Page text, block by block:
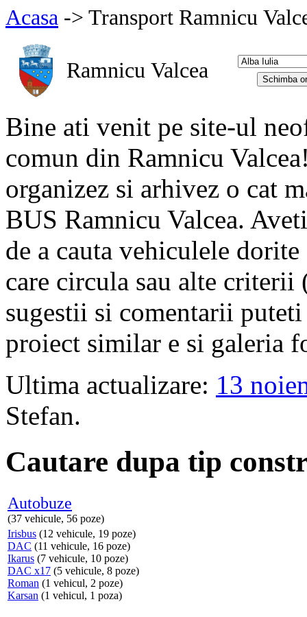
Acasa -> Transport Ramnicu
Ramnicu Valcea
Bine ati venit pe site-ul
comun din Ramnicu
organizez si arhivez o cat
BUS Ramnicu Valcea.
de a cauta vehiculele
care circula sau alte criterii
sugestii si comentarii
proiect similar e si galeria
Ultima actualizare: 13
Stefan.
Cautare dupa tip
Autobuze
(37 vehicule, 56 poze)
Irisbus (12 vehicule, 19 poze)
DAC (11 vehicule, 16 poze)
Ikarus (7 vehicule, 10 poze)
DAC x17 (5 vehicule, 8 poze)
Roman (1 vehicul, 2 poze)
Karsan (1 vehicul, 1 poza)